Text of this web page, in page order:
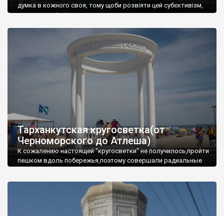
думка в кожного своя, тому щоби розвіяти цей субєктивізм,
запрошую відвідати це
Тарханкутская кругосветка(от
Черноморского до Атлеша)
К сожалению настоящей "кругосветки" не получилось,пройти
пешком вдоль побережья,поэтому совершали радиальные